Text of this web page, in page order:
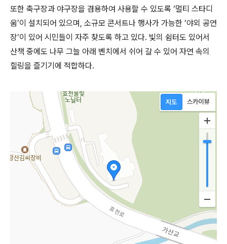
또한 축구장과 야구장을 겸용하여 사용할 수 있도록 ‘멀티 스타디
움’이 설치되어 있으며, 소규모 콘서트나 행사가 가능한 ‘야외 공연
장’이 있어 시민들이 자주 찾도록 하고 있다. 빛의 쉼터도 있어서
산책 중에도 나무 그늘 아래 벤치에서 쉬어 갈 수 있어 자연 속의
힐링을 즐기기에 적합하다.